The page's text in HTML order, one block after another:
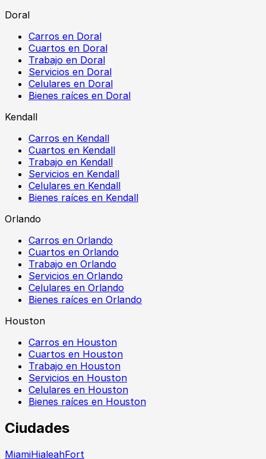
Doral
Carros en Doral
Cuartos en Doral
Trabajo en Doral
Servicios en Doral
Celulares en Doral
Bienes raíces en Doral
Kendall
Carros en Kendall
Cuartos en Kendall
Trabajo en Kendall
Servicios en Kendall
Celulares en Kendall
Bienes raíces en Kendall
Orlando
Carros en Orlando
Cuartos en Orlando
Trabajo en Orlando
Servicios en Orlando
Celulares en Orlando
Bienes raíces en Orlando
Houston
Carros en Houston
Cuartos en Houston
Trabajo en Houston
Servicios en Houston
Celulares en Houston
Bienes raíces en Houston
Ciudades
MiamiHialeahFort